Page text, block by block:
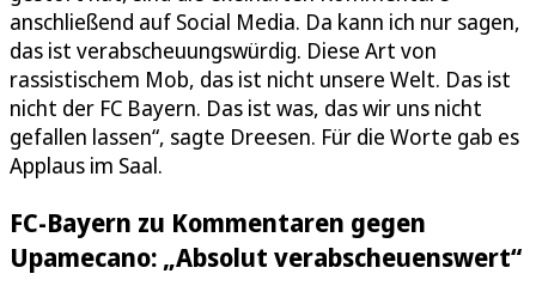
anschließend auf Social Media. Da kann ich nur sagen,
das ist verabscheuungswürdig. Diese Art von
rassistischem Mob, das ist nicht unsere Welt. Das ist
nicht der FC Bayern. Das ist was, das wir uns nicht
gefallen lassen“, sagte Dreesen. Für die Worte gab es
Applaus im Saal.
FC-Bayern zu Kommentaren gegen
Upamecano: „Absolut verabscheuenswert“